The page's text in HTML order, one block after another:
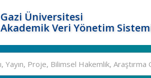
Gazi Üniversitesi
Akademik Veri Yönetim